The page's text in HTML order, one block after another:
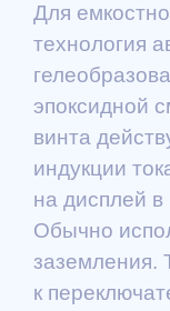
Для
технология
эпоксидной
винта
индукции
на дисплей
Обычно
заземления.
к